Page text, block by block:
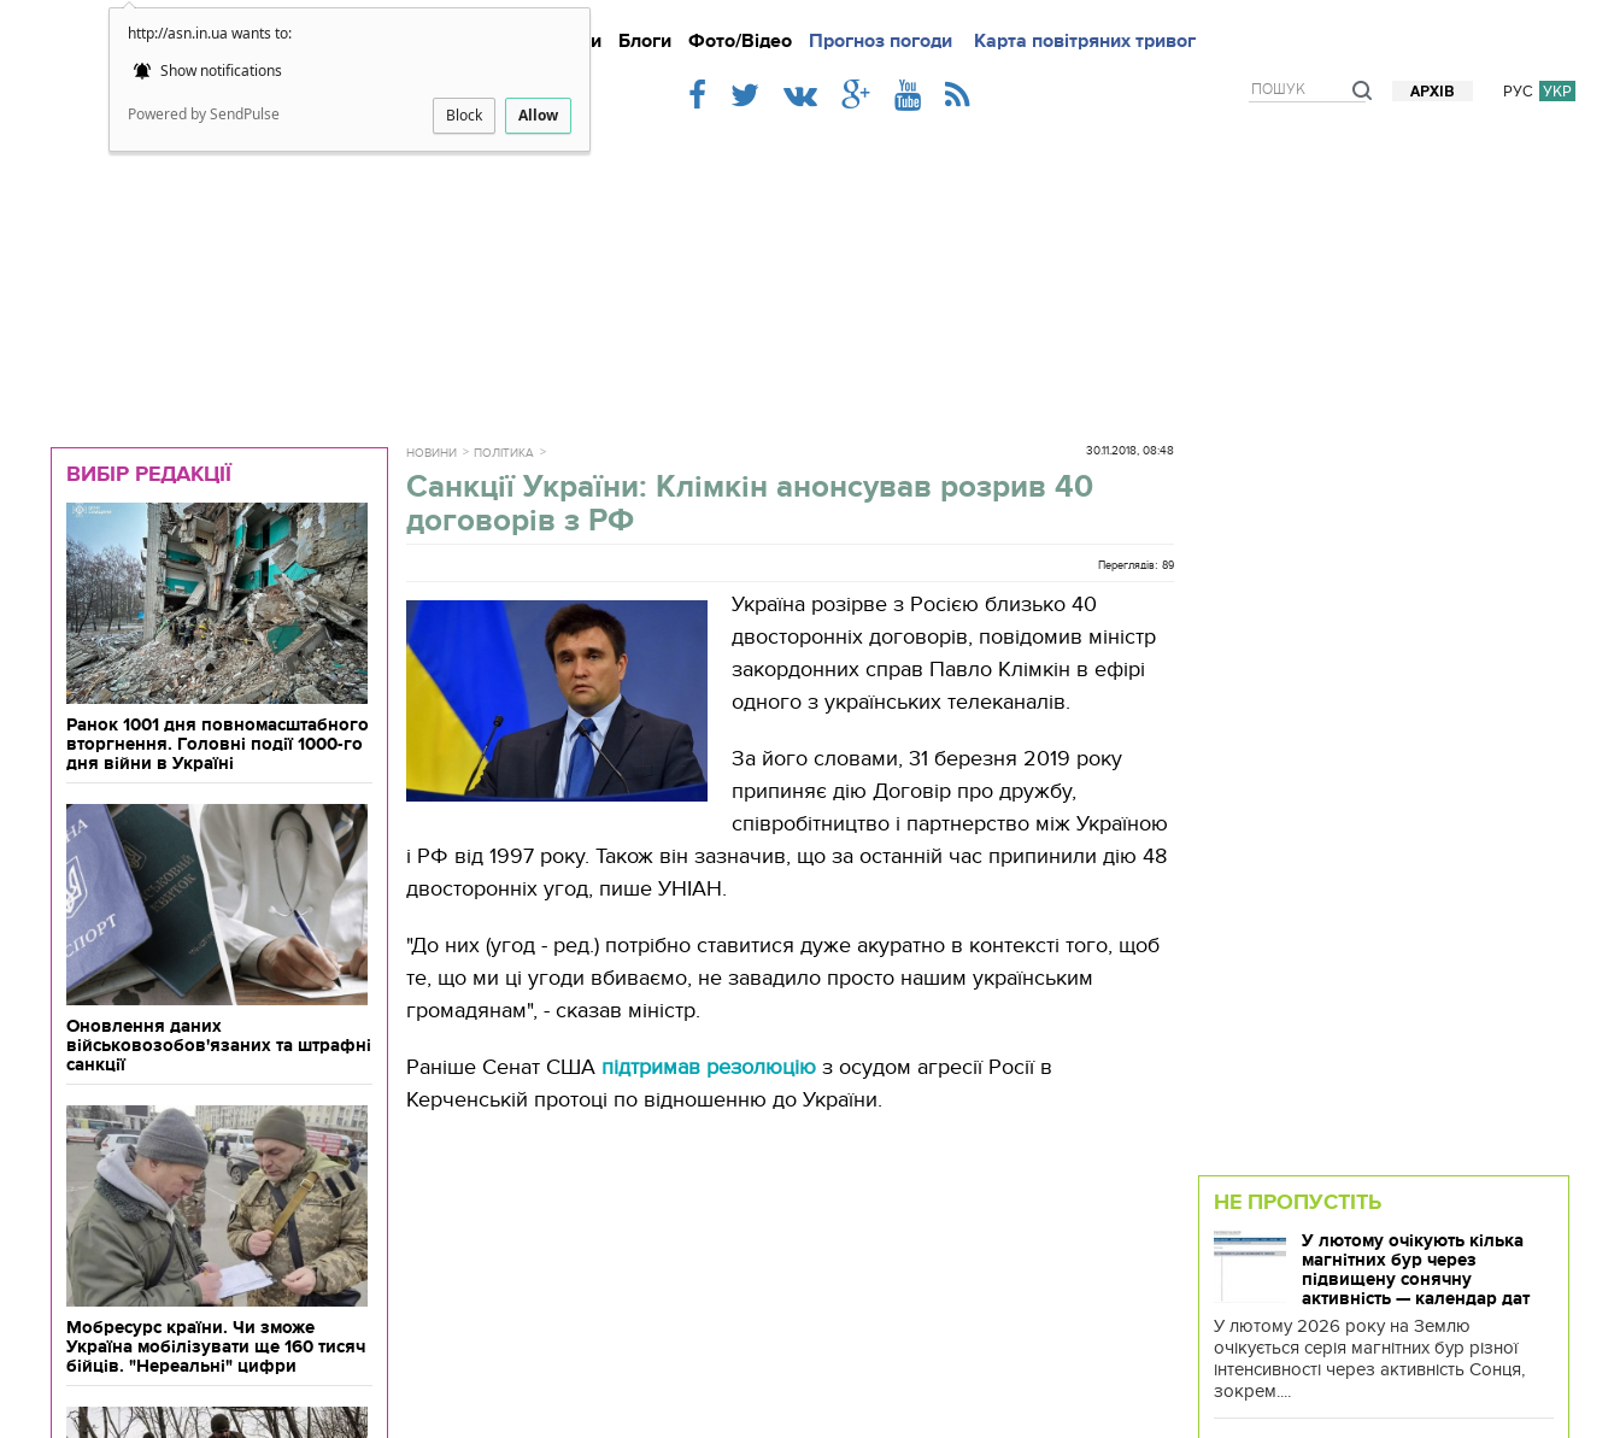
http://asn.in.ua wants to:
Show notifications
Powered by SendPulse Block Allow
Новини Блоги Фото/Відео Прогноз погоди Карта повітряних тривог
РУС УКР
АРХІВ
Докладно Новини Iнтерв`ю Блоги
ВИБІР РЕДАКЦІЇ
Ранок 1001 дня повномасштабного
вторгнення. Головні події 1000-го
дня війни в Україні
Оновлення даних
військовозобов'язаних та штрафні
санкції
Мобресурс країни. Чи зможе
Україна мобілізувати ще 160 тисяч
бійців. "Нереальні" цифри
НОВИНИ ПОЛІТИКА 30.11.2018, 08:48
Санкції України: Клімкін анонсував розрив 40
договорів з РФ
Переглядів: 89
Україна розірве з Росією близько 40
двосторонніх договорів, повідомив міністр
закордонних справ Павло Клімкін в ефірі
одного з українських телеканалів.
За його словами, 31 березня 2019 року
припиняє дію Договір про дружбу,
співробітництво і партнерство між Україною
і РФ від 1997 року. Також він зазначив, що за останній час припинили дію 48
двосторонніх угод, пише УНІАН.
"До них (угод - ред.) потрібно ставитися дуже акуратно в контексті того, щоб
те, що ми ці угоди вбиваємо, не завадило просто нашим українським
громадянам", - сказав міністр.
Раніше Сенат США підтримав резолюцію з осудом агресії Росії в
Керченській протоці по відношенню до України.
НЕ ПРОПУСТІТЬ
У лютому очікують кілька
магнітних бур через
підвищену сонячну
активність — календар дат
У лютому 2026 року на Землю
очікується серія магнітних бур різної
інтенсивності через активність Сонця,
зокрем....